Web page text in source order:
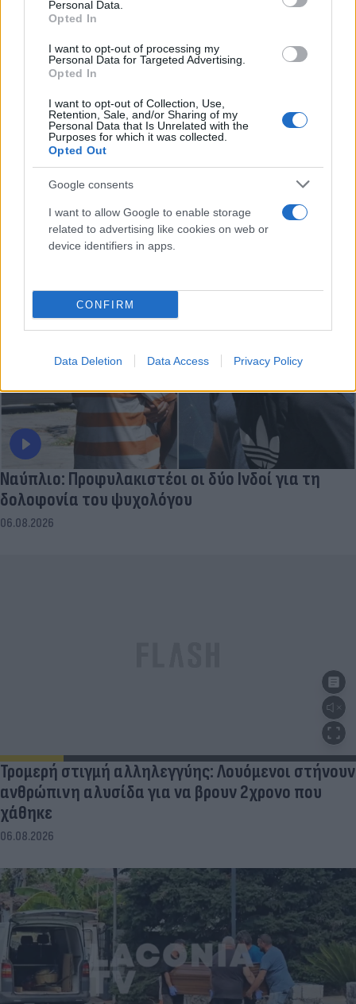
Personal Data.
Opted In
I want to opt-out of processing my
Personal Data for Targeted Advertising.
Opted In
I want to opt-out of Collection, Use,
Retention, Sale, and/or Sharing of my
Personal Data that Is Unrelated with the
Purposes for which it was collected.
Opted Out
Google consents
I want to allow Google to enable storage
related to advertising like cookies on web or
device identifiers in apps.
CONFIRM
Data Deletion Data Access Privacy Policy
Κρίση στο κόμμα Καρυστιανού: Δύο ακόμη
στελέχη αποχωρούν καταγγέλλοντας κλειστό
σύστημα αποφάσεων
06.08.2026
Ναύπλιο: Προφυλακιστέοι οι δύο Ινδοί για τη
δολοφονία του ψυχολόγου
06.08.2026
Τρομερή στιγμή αλληλεγγύης: Λουόμενοι στήνουν
ανθρώπινη αλυσίδα για να βρουν 2χρονο που
χάθηκε
06.08.2026